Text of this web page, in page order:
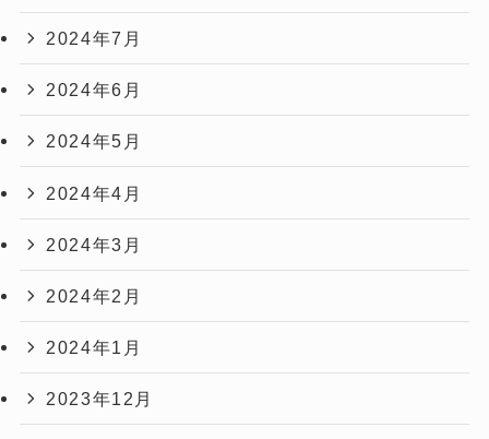
2024年7月
2024年6月
2024年5月
2024年4月
2024年3月
2024年2月
2024年1月
2023年12月